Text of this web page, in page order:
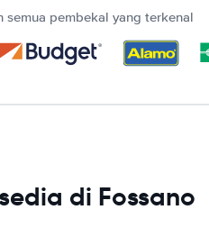
semua pembekal yang terkenal
di Fossano